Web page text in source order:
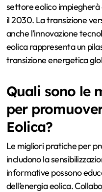
settore eolico
il 2030. La transizione
anche l’innovazione
eolica rappresenta un
transizione energetica
Quali sono le
per
Eolica?
Le migliori pratiche per
includono la
informative possono
dell’energia eolica.